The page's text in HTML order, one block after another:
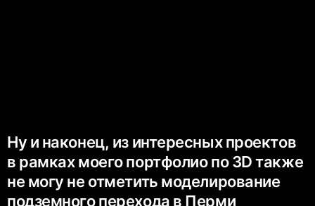
Ну и наконец, из интересных проектов
в рамках моего портфолио по 3D также
не могу не отметить моделирование
подземного перехода в Перми